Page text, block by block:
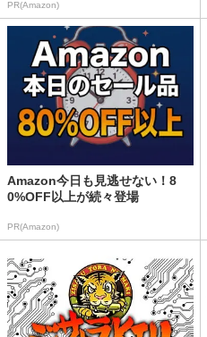
PR(Amazon)
Amazon今日も見逃せない！8
0%OFF以上が続々登場
PR(Amazon)